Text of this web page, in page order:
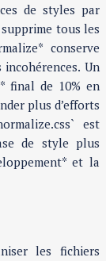
de styles par
tous les
conserve
Un
final de 10% en
plus d’efforts
est
de style plus
et la
les fichiers